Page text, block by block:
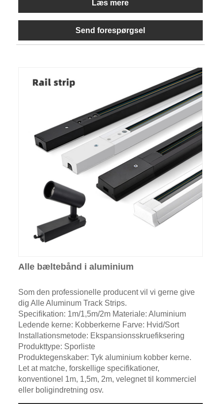
Læs mere
Send forespørgsel
Alle bæltebånd i aluminium
Som den professionelle producent vil vi gerne give
dig Alle Aluminum Track Strips.
Specifikation: 1m/1,5m/2m Materiale: Aluminium
Ledende kerne: Kobberkerne Farve: Hvid/Sort
Installationsmetode: Ekspansionsskruefiksering
Produkttype: Sporliste
Produktegenskaber: Tyk aluminium kobber kerne.
Let at matche, forskellige specifikationer,
konventionel 1m, 1,5m, 2m, velegnet til kommerciel
eller boligindretning osv.